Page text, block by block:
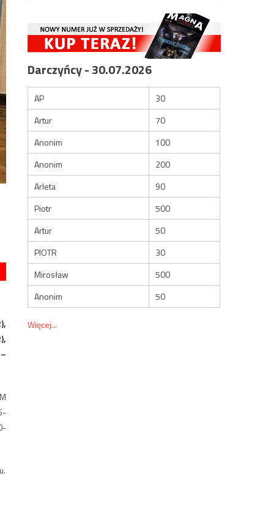
Darczyńcy - 30.07.2026
AP
30
Artur
70
Anonim
100
Anonim
200
Arleta
90
Piotr
500
Artur
50
PIOTR
30
Mirosław
500
Anonim
50
Więcej...